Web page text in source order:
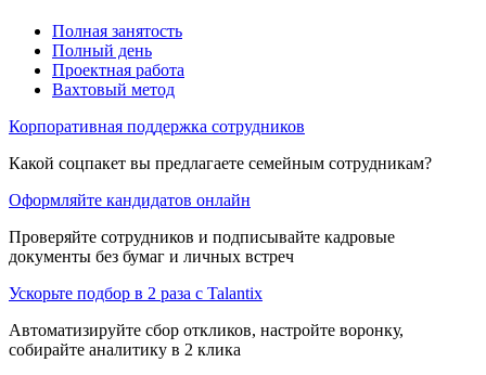
Полная занятость
Полный день
Проектная работа
Вахтовый метод
Корпоративная поддержка сотрудников
Какой соцпакет вы предлагаете семейным сотрудникам?
Оформляйте кандидатов онлайн
Проверяйте сотрудников и подписывайте кадровые
документы без бумаг и личных встреч
Ускорьте подбор в 2 раза с Talantix
Автоматизируйте сбор откликов, настройте воронку,
собирайте аналитику в 2 клика